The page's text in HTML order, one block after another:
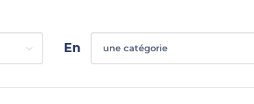
En une catégorie